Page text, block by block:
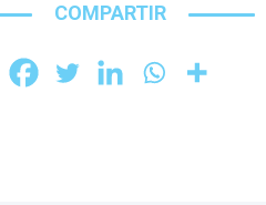
COMPARTIR